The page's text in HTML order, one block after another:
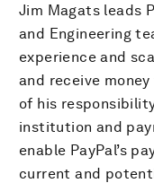
Jim Magats leads
and Engineering
experience and
and receive
of his
institution and
enable PayPal’s
current and